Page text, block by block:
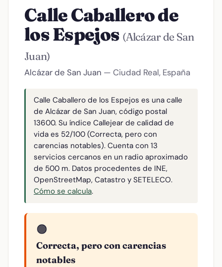
Calle Caballero de
los Espejos (Alcázar de San
Juan)
Alcázar de San Juan — Ciudad Real, España
Calle Caballero de los Espejos es una calle
de Alcázar de San Juan, código postal
13600. Su índice Callejear de calidad de
vida es 52/100 (Correcta, pero con
carencias notables). Cuenta con 13
servicios cercanos en un radio aproximado
de 500 m. Datos procedentes de INE,
OpenStreetMap, Catastro y SETELECO.
Cómo se calcula.
🟠
Correcta, pero con carencias
notables